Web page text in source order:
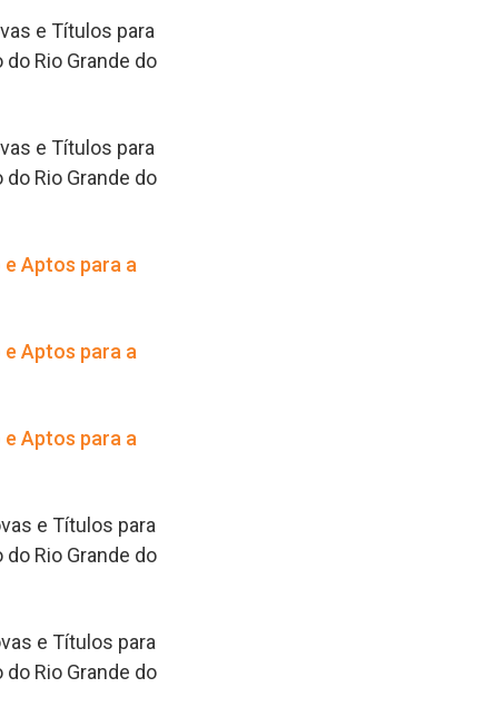
e Títulos para
Rio Grande do
e Títulos para
Rio Grande do
Aptos para a
Aptos para a
Aptos para a
e Títulos para
Rio Grande do
e Títulos para
Rio Grande do